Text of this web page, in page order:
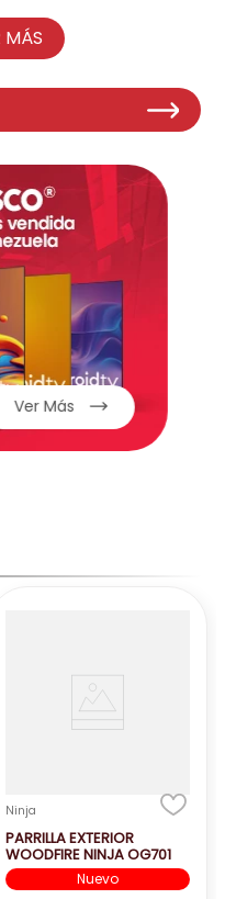
freír al aire con
grasa que la fritura
frescos o
asadas en
de 10x10", olla
4 cuartos para
aptas para
de limpieza incluido.
y elegante,
original.
para uso
MÁS
Ninja
PARRILLA EXTERIOR
WOODFIRE NINJA OG701
Nuevo
Ver Más